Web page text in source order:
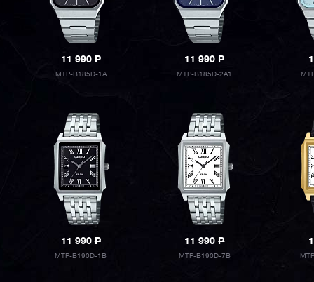
11 990P
MTP-B185D-1A
11 990P
MTP-B185D-2A1
11 990P
MTP-B190D-1B
11 990P
MTP-B190D-7B